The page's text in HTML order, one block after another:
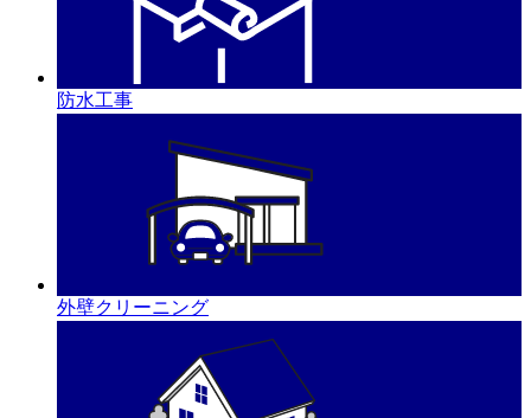
防水工事
外壁クリーニング